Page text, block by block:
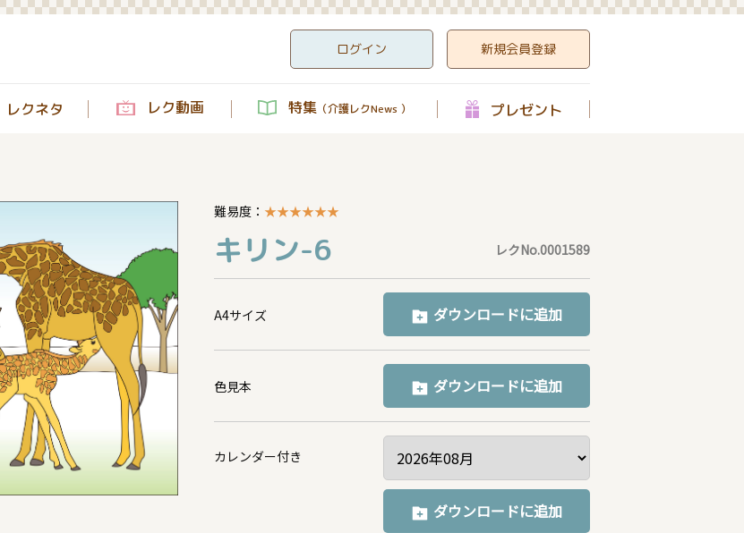
ログイン 新規会員登録
レクネタ レク動画 特集 （介護レクNews ） プレゼント
難易度： ★★★★★★
キリン-6 レクNo.0001589
A4サイズ ダウンロードに追加
色見本 ダウンロードに追加
カレンダー付き
ダウンロードに追加